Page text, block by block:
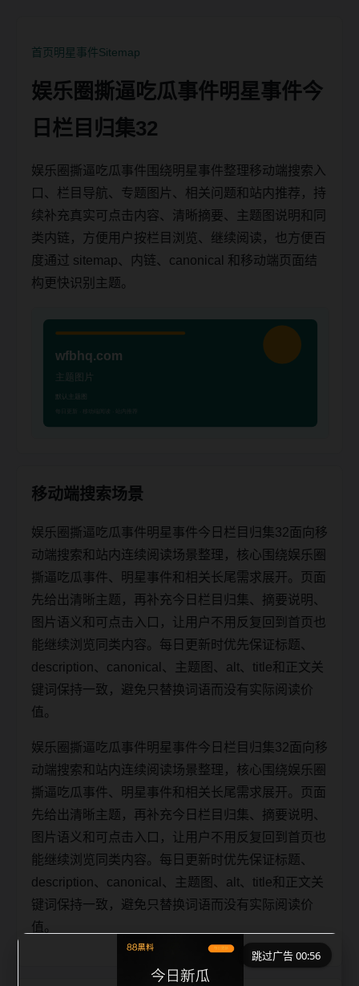
首页明星事件Sitemap
娱乐圈撕逼吃瓜事件明星事件今
日栏目归集32
娱乐圈撕逼吃瓜事件围绕明星事件整理移动端搜索入
口、栏目导航、专题图片、相关问题和站内推荐，持
续补充真实可点击内容、清晰摘要、主题图说明和同
类内链，方便用户按栏目浏览、继续阅读，也方便百
度通过 sitemap、内链、canonical 和移动端页面结
构更快识别主题。
移动端搜索场景
娱乐圈撕逼吃瓜事件明星事件今日栏目归集32面向移
动端搜索和站内连续阅读场景整理，核心围绕娱乐圈
撕逼吃瓜事件、明星事件和相关长尾需求展开。页面
先给出清晰主题，再补充今日栏目归集、摘要说明、
图片语义和可点击入口，让用户不用反复回到首页也
能继续浏览同类内容。每日更新时优先保证标题、
description、canonical、主题图、alt、title和正文关
键词保持一致，避免只替换词语而没有实际阅读价
值。
娱乐圈撕逼吃瓜事件明星事件今日栏目归集32面向移
动端搜索和站内连续阅读场景整理，核心围绕娱乐圈
撕逼吃瓜事件、明星事件和相关长尾需求展开。页面
先给出清晰主题，再补充今日栏目归集、摘要说明、
图片语义和可点击入口，让用户不用反复回到首页也
能继续浏览同类内容。每日更新时优先保证标题、
description、canonical、主题图、alt、title和正文关
键词保持一致，避免只替换词语而没有实际阅读价
值。
跳过广告 00:56